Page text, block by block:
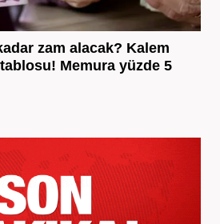
zam alacak? Kalem
Memura yüzde 5